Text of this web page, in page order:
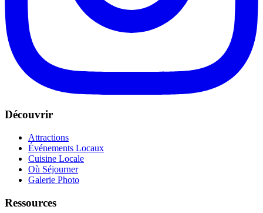
Découvrir
Attractions
Événements Locaux
Cuisine Locale
Où Séjourner
Galerie Photo
Ressources